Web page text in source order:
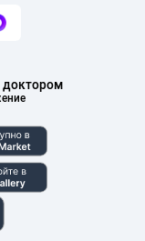
доктором